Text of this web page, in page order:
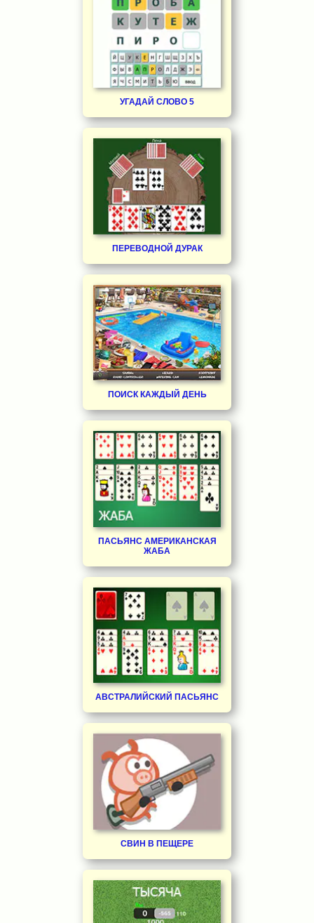
УГАДАЙ СЛОВО 5
ПЕРЕВОДНОЙ ДУРАК
ПОИСК КАЖДЫЙ ДЕНЬ
ПАСЬЯНС АМЕРИКАНСКАЯ
ЖАБА
АВСТРАЛИЙСКИЙ ПАСЬЯНС
СВИН В ПЕЩЕРЕ